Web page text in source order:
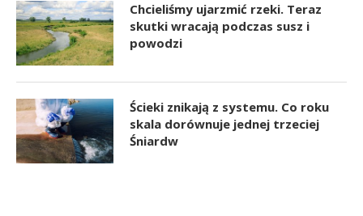
Chcieliśmy ujarzmić rzeki. Teraz
skutki wracają podczas susz i
powodzi
Ścieki znikają z systemu. Co roku
skala dorównuje jednej trzeciej
Śniardw